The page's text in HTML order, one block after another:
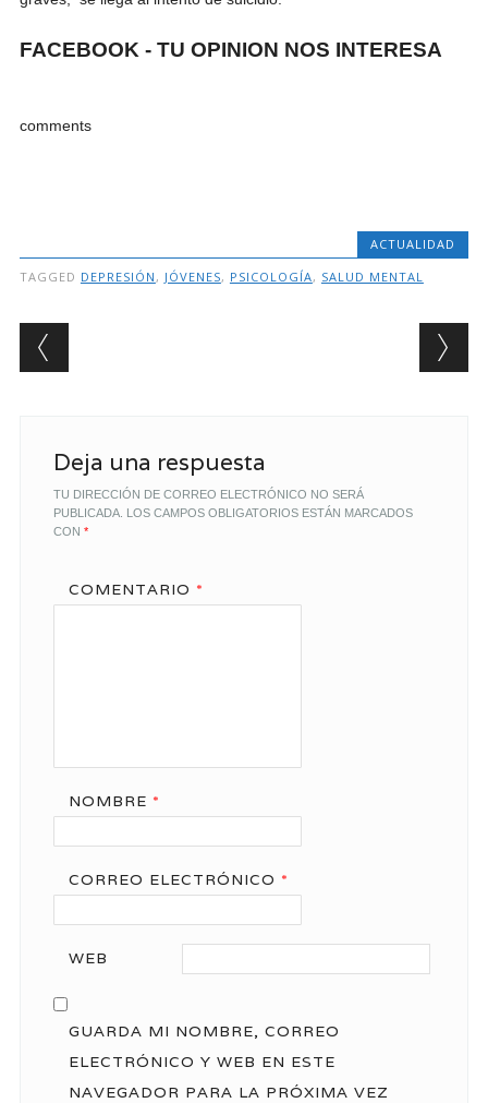
FACEBOOK - TU OPINION NOS INTERESA
comments
ACTUALIDAD
TAGGED DEPRESIÓN , JÓVENES, PSICOLOGÍA, SALUD MENTAL
Post navigation
Deja una respuesta
TU DIRECCIÓN DE CORREO ELECTRÓNICO NO SERÁ
PUBLICADA. LOS CAMPOS OBLIGATORIOS ESTÁN MARCADOS
CON *
COMENTARIO *
NOMBRE *
CORREO ELECTRÓNICO *
WEB
GUARDA MI NOMBRE, CORREO
ELECTRÓNICO Y WEB EN ESTE
NAVEGADOR PARA LA PRÓXIMA VEZ